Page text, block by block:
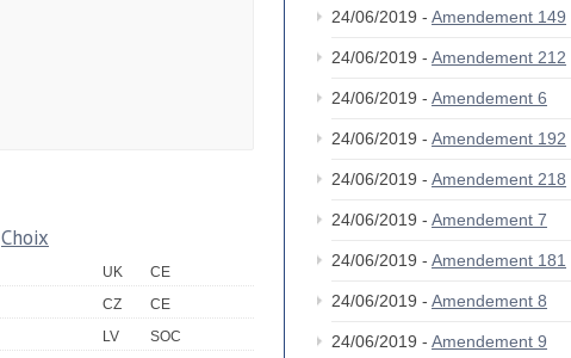
Choix
UK
CE
CZ
CE
LV
SOC
24/06/2019 - Amendement 149
24/06/2019 - Amendement 212
24/06/2019 - Amendement 6
24/06/2019 - Amendement 192
24/06/2019 - Amendement 218
24/06/2019 - Amendement 7
24/06/2019 - Amendement 181
24/06/2019 - Amendement 8
24/06/2019 - Amendement 9